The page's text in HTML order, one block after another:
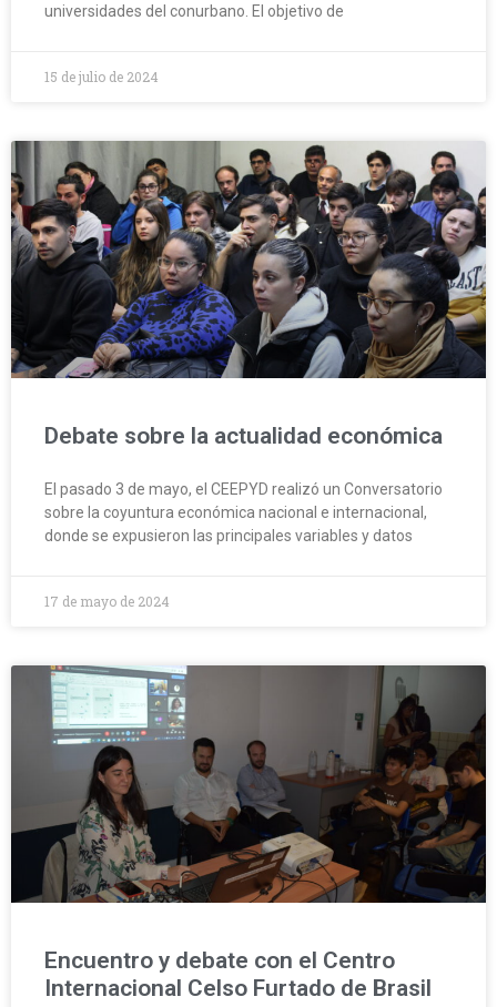
universidades del conurbano. El objetivo de
15 de julio de 2024
Debate sobre la actualidad económica
El pasado 3 de mayo, el CEEPYD realizó un Conversatorio
sobre la coyuntura económica nacional e internacional,
donde se expusieron las principales variables y datos
17 de mayo de 2024
Encuentro y debate con el Centro
Internacional Celso Furtado de Brasil